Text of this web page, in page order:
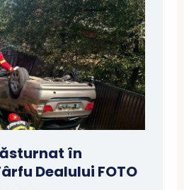
în
Dealului FOTO